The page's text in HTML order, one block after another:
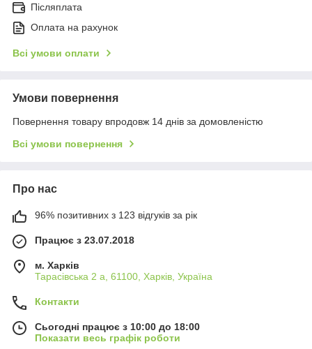
Післяплата
Оплата на рахунок
Всі умови оплати
Умови повернення
Повернення товару впродовж 14 днів за домовленістю
Всі умови повернення
Про нас
96% позитивних з 123 відгуків за рік
Працює з 23.07.2018
м. Харків
Тарасівська 2 а, 61100, Харків, Україна
Контакти
Сьогодні працює з 10:00 до 18:00
Показати весь графік роботи